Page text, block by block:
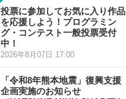
投票に参加してお気に入り作品
を応援しよう！プログラミン
グ・コンテスト一般投票受付
中！
2026年8月07日 17:00
「令和8年熊本地震」復興支援
企画実施のお知らせ